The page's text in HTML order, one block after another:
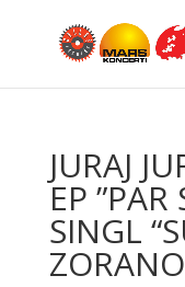
JURAJ
EP ”PAR
SINGL